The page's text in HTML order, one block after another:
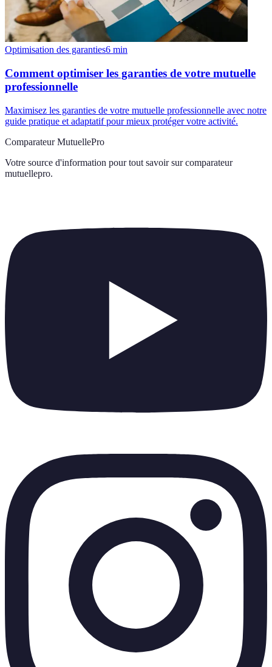
Optimisation des garanties6 min
Comment optimiser les garanties de votre mutuelle
professionnelle
Maximisez les garanties de votre mutuelle professionnelle avec notre
guide pratique et adaptatif pour mieux protéger votre activité.
Comparateur MutuellePro
Votre source d'information pour tout savoir sur comparateur
mutuellepro.